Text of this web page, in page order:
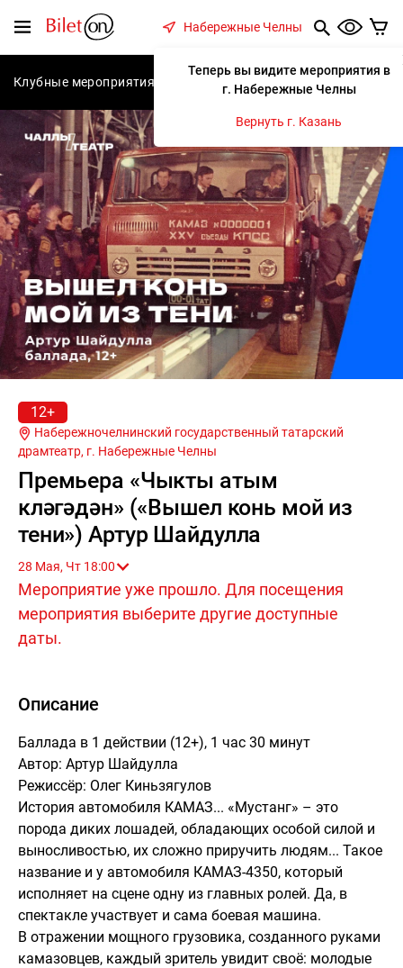
Меню
Набережные Челны
Теперь вы видите мероприятия в
г. Набережные Челны
Вернуть г. Казань
Клубные мероприятия Концерты Спектакли
12+
драмтеатр, г. Набережные Челны
Премьера «Чыкты атым
күләгәдән» («Вышел конь мой из
тени») Артур Шайдулла
28 Мая, Чт 18:00
Мероприятие уже прошло. Для посещения
мероприятия выберите другие доступные
даты.
Описание
Баллада в 1 действии (12+), 1 час 30 минут
Автор: Артур Шайдулла
Режиссёр: Олег Киньзягулов
История автомобиля КАМАЗ... «Мустанг» – это
порода диких лошадей, обладающих особой силой и
выносливостью, их сложно приручить людям... Такое
название и у автомобиля КАМАЗ-4350, который
исполняет на сцене одну из главных ролей. Да, в
спектакле участвует и сама боевая машина.
В отражении мощного грузовика, созданного руками
камазовцев, каждый зритель увидит своё: молодые